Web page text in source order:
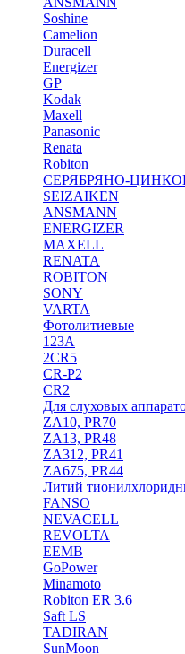
Soshine
Camelion
Duracell
Energizer
GP
Kodak
Maxell
Panasonic
Renata
Robiton
СЕРЯБРЯНО-
SEIZAIKEN
ANSMANN
ENERGIZER
MAXELL
RENATA
ROBITON
SONY
VARTA
Фотолитиевые
123A
2CR5
CR-P2
CR2
Для слуховых
ZA10, PR70
ZA13, PR48
ZA312, PR41
ZA675, PR44
Литий
FANSO
NEVACELL
REVOLTA
EEMB
GoPower
Minamoto
Robiton ER 3.6
Saft LS
TADIRAN
SunMoon